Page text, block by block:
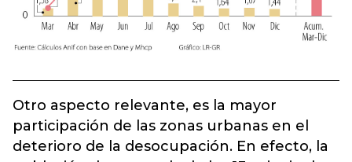
Otro aspecto relevante, es la mayor
participación de las zonas urbanas en el
deterioro de la desocupación. En efecto, la